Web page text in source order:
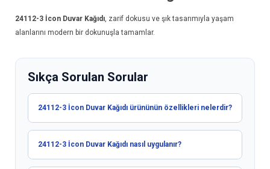
24112-3 İcon Duvar Kağıdı , zarif dokusu ve şık tasarımıyla yaşam
alanlarını modern bir dokunuşla tamamlar.
Sıkça Sorulan Sorular
24112-3 İcon Duvar Kağıdı ürününün özellikleri nelerdir?
24112-3 İcon Duvar Kağıdı nasıl uygulanır?